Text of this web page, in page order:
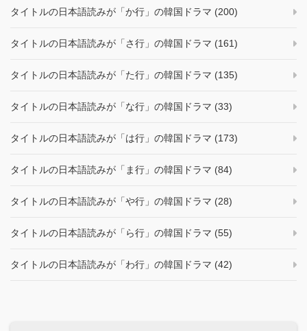
タイトルの日本語読みが「か行」の韓国ドラマ (200)
タイトルの日本語読みが「さ行」の韓国ドラマ (161)
タイトルの日本語読みが「た行」の韓国ドラマ (135)
タイトルの日本語読みが「な行」の韓国ドラマ (33)
タイトルの日本語読みが「は行」の韓国ドラマ (173)
タイトルの日本語読みが「ま行」の韓国ドラマ (84)
タイトルの日本語読みが「や行」の韓国ドラマ (28)
タイトルの日本語読みが「ら行」の韓国ドラマ (55)
タイトルの日本語読みが「わ行」の韓国ドラマ (42)